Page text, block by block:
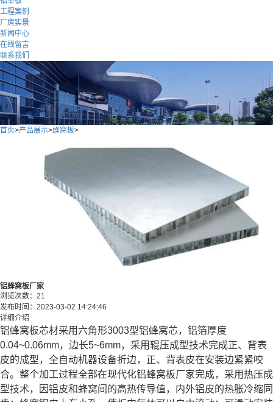
工程案例
厂房实景
新闻中心
在线留言
联系我们
首页>产品展示>蜂窝板>
铝蜂窝板厂家
浏览次数： 21
发布时间： 2023-03-02 14:24:46
详细介绍
铝蜂窝板芯材采用六角形3003型铝蜂窝芯，铝箔厚度
0.04~0.06mm，边长5~6mm，采用辊压成型技术完成正、背表
皮的成型，全自动机器设备折边，正、背表皮在安装边紧紧咬
合。整个加工过程全部在现代化铝蜂窝板厂家完成，采用热压成
型技术，因铝皮和蜂窝间的高热传导值，内外铝皮的热胀冷缩同